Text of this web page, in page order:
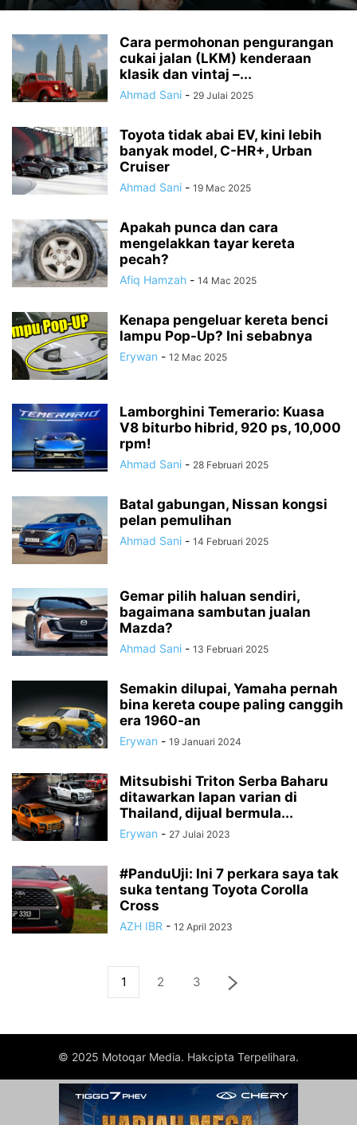
Cara permohonan pengurangan
cukai jalan (LKM) kenderaan
klasik dan vintaj –...
Ahmad Sani - 29 Julai 2025
Toyota tidak abai EV, kini lebih
banyak model, C-HR+, Urban
Cruiser
Ahmad Sani - 19 Mac 2025
Apakah punca dan cara
mengelakkan tayar kereta
pecah?
Afiq Hamzah - 14 Mac 2025
Kenapa pengeluar kereta benci
lampu Pop-Up? Ini sebabnya
Erywan - 12 Mac 2025
Lamborghini Temerario: Kuasa
V8 biturbo hibrid, 920 ps, 10,000
rpm!
Ahmad Sani - 28 Februari 2025
Batal gabungan, Nissan kongsi
pelan pemulihan
Ahmad Sani - 14 Februari 2025
Gemar pilih haluan sendiri,
bagaimana sambutan jualan
Mazda?
Ahmad Sani - 13 Februari 2025
Semakin dilupai, Yamaha pernah
bina kereta coupe paling canggih
era 1960-an
Erywan - 19 Januari 2024
Mitsubishi Triton Serba Baharu
ditawarkan lapan varian di
Thailand, dijual bermula...
Erywan - 27 Julai 2023
#PanduUji: Ini 7 perkara saya tak
suka tentang Toyota Corolla
Cross
AZH IBR - 12 April 2023
1 2 3
© 2025 Motoqar Media. Hakcipta Terpelihara.